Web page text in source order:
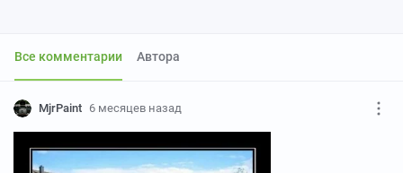
Все комментарии Автора
MjrPaint 6 месяцев назад